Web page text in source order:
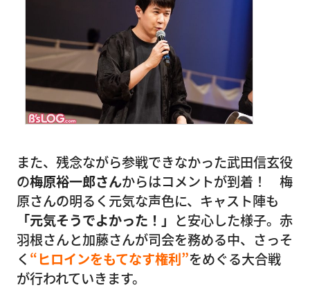
また、残念ながら参戦できなかった武田信玄役
の梅原裕一郎さんからはコメントが到着！ 梅
原さんの明るく元気な声色に、キャスト陣も
「元気そうでよかった！」 と安心した様子。赤
羽根さんと加藤さんが司会を務める中、さっそ
く “ヒロインをもてなす権利”をめぐる大合戦
が行われていきます。